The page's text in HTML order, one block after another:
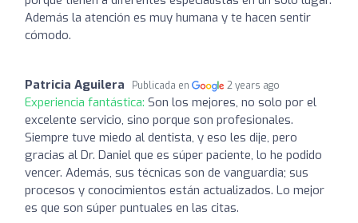
Además la atención es muy humana y te hacen sentir
cómodo.
Patricia Aguilera Publicada en 2 years ago
Experiencia fantástica: Son los mejores, no solo por el
excelente servicio, sino porque son profesionales.
Siempre tuve miedo al dentista, y eso les dije, pero
gracias al Dr. Daniel que es súper paciente, lo he podido
vencer. Además, sus técnicas son de vanguardia; sus
procesos y conocimientos están actualizados. Lo mejor
es que son súper puntuales en las citas.